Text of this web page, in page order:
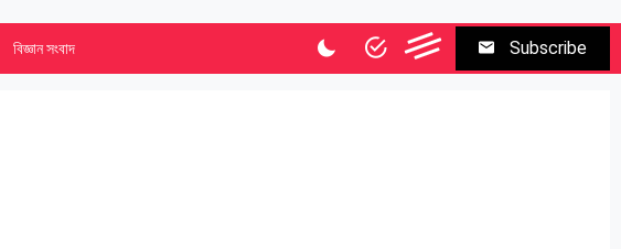
বিজ্ঞান সংবাদ Subscribe